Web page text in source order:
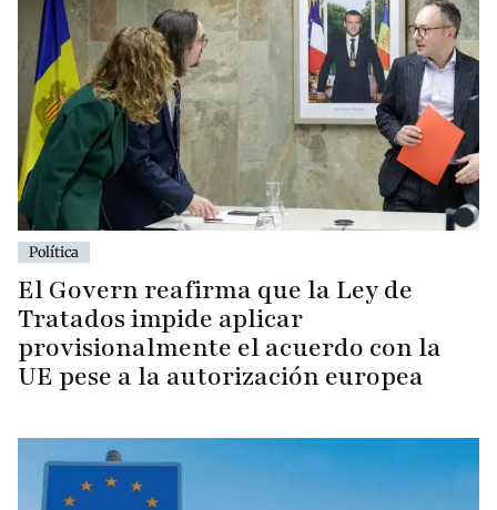
Política
El Govern reafirma que la Ley de
Tratados impide aplicar
provisionalmente el acuerdo con la
UE pese a la autorización europea